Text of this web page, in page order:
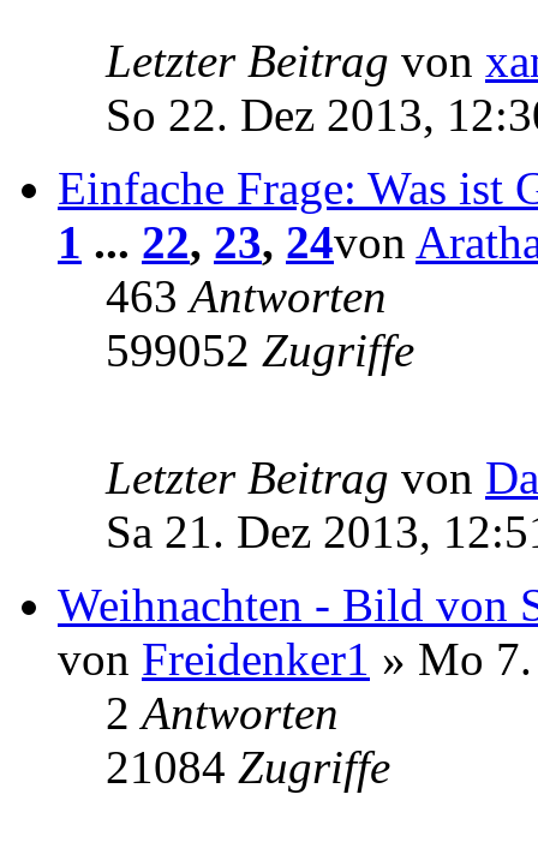
Letzter Beitrag von
So 22. Dez 2013,
Einfache Frage: Was ist
1 ... 22, 23, 24von
463Antworten
599052 Zugriffe
Letzter Beitrag von
Sa 21. Dez 2013,
Weihnachten - Bild von
von Freidenker1 » Mo
2Antworten
21084 Zugriffe